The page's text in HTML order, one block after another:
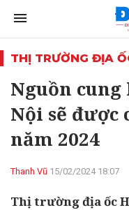
THỊ TRƯỜNG ĐỊA
Nguồn cung
Nội sẽ
năm 2024
Thanh Vũ 15/02/2024 18:07
Thị trường địa ốc